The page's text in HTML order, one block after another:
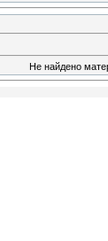
Не найдено